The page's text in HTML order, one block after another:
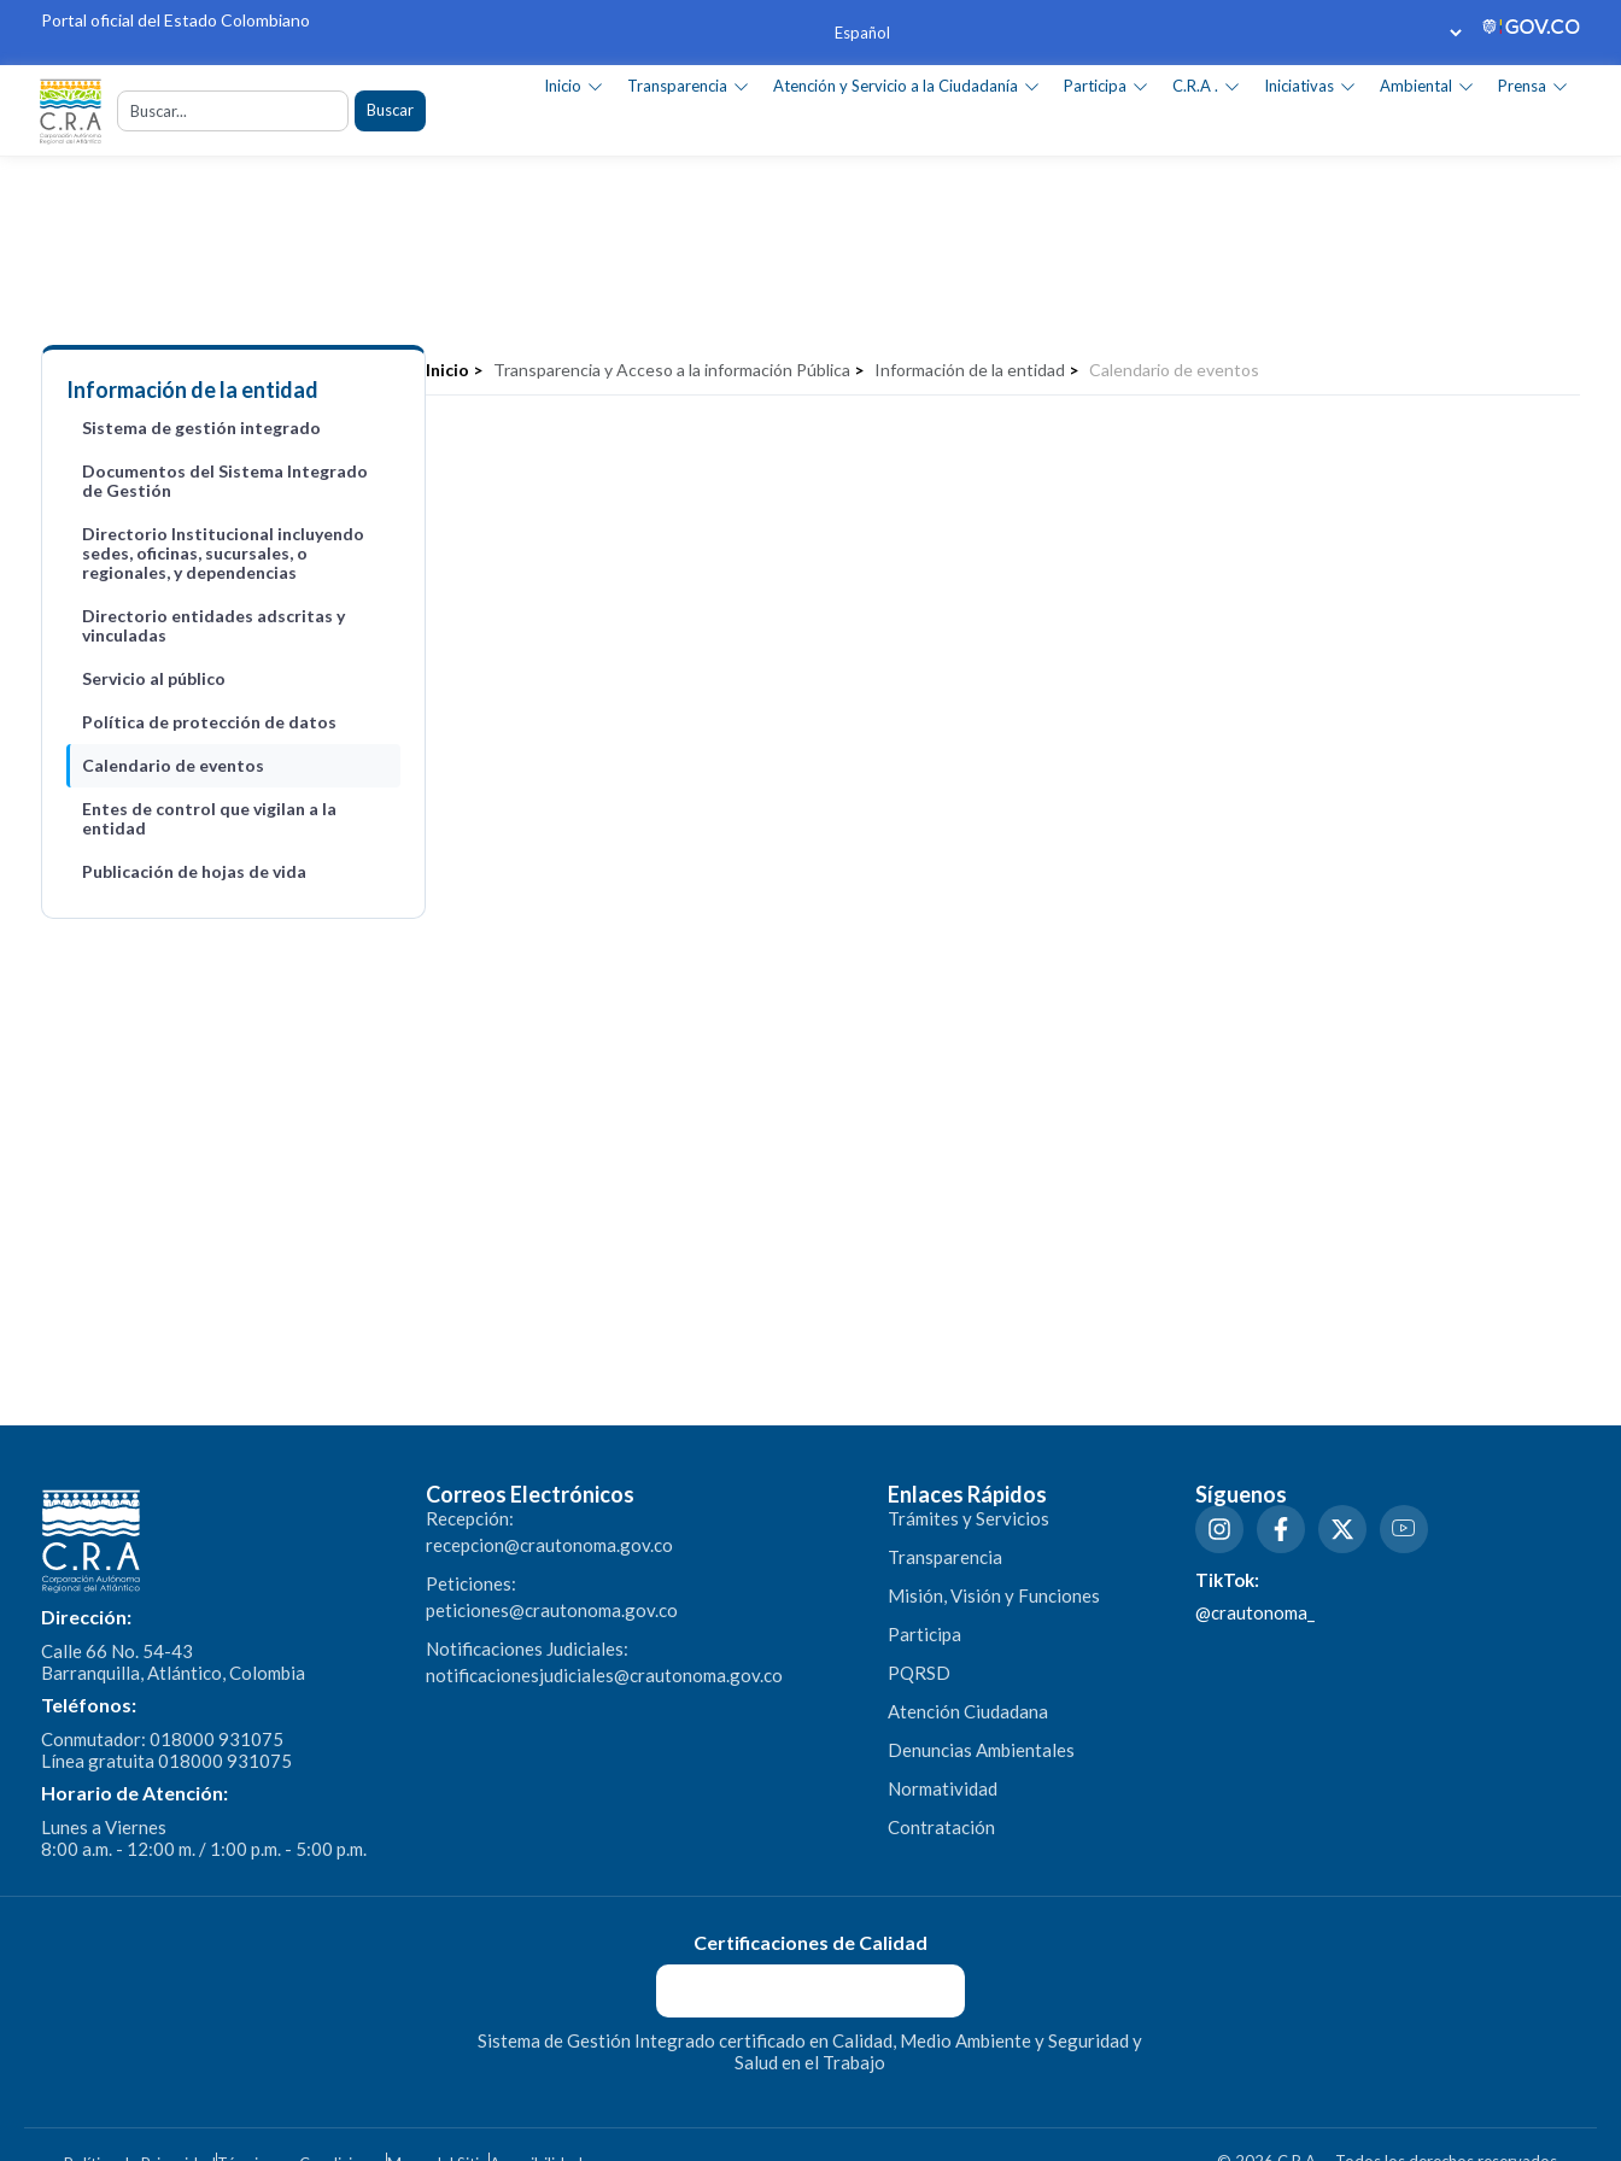
Portal oficial del Estado Colombiano
Buscar
Inicio Transparencia Atención y Servicio a la Ciudadanía Participa C.R.A . Iniciativas Ambiental Prensa
Información de la entidad
Sistema de gestión integrado
Documentos del Sistema Integrado
de Gestión
Directorio Institucional incluyendo
sedes, oficinas, sucursales, o
regionales, y dependencias
Directorio entidades adscritas y
vinculadas
Servicio al público
Política de protección de datos
Calendario de eventos
Entes de control que vigilan a la
entidad
Publicación de hojas de vida
Inicio > Transparencia y Acceso a la información Pública > Información de la entidad > Calendario de eventos
Dirección:
Calle 66 No. 54-43
Barranquilla, Atlántico, Colombia
Teléfonos:
Conmutador: 018000 931075
Línea gratuita 018000 931075
Horario de Atención:
Lunes a Viernes
8:00 a.m. - 12:00 m. / 1:00 p.m. - 5:00 p.m.
Correos Electrónicos
Recepción:
recepcion@crautonoma.gov.co
Peticiones:
peticiones@crautonoma.gov.co
Notificaciones Judiciales:
notificacionesjudiciales@crautonoma.gov.co
Enlaces Rápidos
Trámites y Servicios
Transparencia
Misión, Visión y Funciones
Participa
PQRSD
Atención Ciudadana
Denuncias Ambientales
Normatividad
Contratación
Síguenos
TikTok:
@crautonoma_
Certificaciones de Calidad
Sistema de Gestión Integrado certificado en Calidad, Medio Ambiente y Seguridad y
Salud en el Trabajo